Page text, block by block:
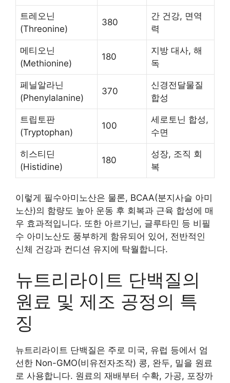
트레오닌
(Threonine)
380
간 건강, 면역
력
메티오닌
(Methionine)
180
지방 대사, 해
독
페닐알라닌
(Phenylalanine)
370
신경전달물질
합성
트립토판
(Tryptophan)
100
세로토닌 합성,
수면
히스티딘
(Histidine)
180
성장, 조직 회
복
이렇게 필수아미노산은 물론, BCAA(분지사슬 아미
노산)의 함량도 높아 운동 후 회복과 근육 합성에 매
우 효과적입니다. 또한 아르기닌, 글루타민 등 비필
수 아미노산도 풍부하게 함유되어 있어, 전반적인
신체 건강과 컨디션 유지에 탁월합니다.
뉴트리라이트 단백질의
원료 및 제조 공정의 특
징
뉴트리라이트 단백질은 주로 미국, 유럽 등에서 엄
선한 Non-GMO(비유전자조작) 콩, 완두, 밀을 원료
로 사용합니다. 원료의 재배부터 수확, 가공, 포장까